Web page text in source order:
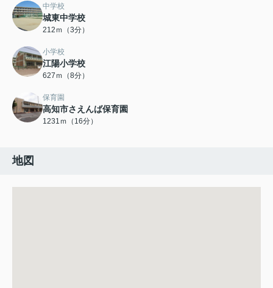
中学校
城東中学校
212ｍ（3分）
小学校
江陽小学校
627ｍ（8分）
保育園
高知市さえんば保育園
1231ｍ（16分）
地図